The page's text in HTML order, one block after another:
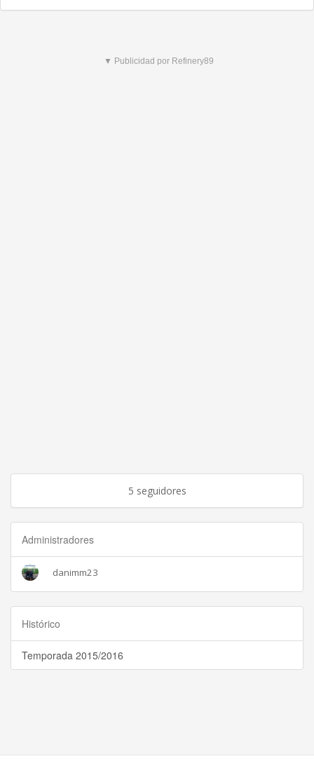
▼ Publicidad por Refinery89
5 seguidores
Administradores
danimm23
Histórico
Temporada 2015/2016